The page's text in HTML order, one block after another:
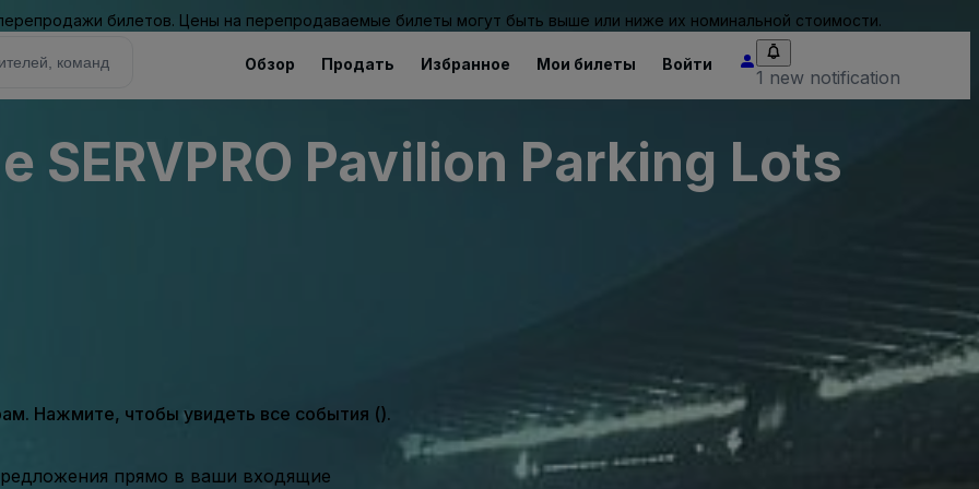
билетов. Цены на перепродаваемые билеты могут быть выше или ниже их номинальной стоимости.
Обзор Продать Избранное Мои билеты Войти
1 new notification
SERVPRO Pavilion Parking Lots
Нажмите, чтобы увидеть все события ().
прямо в ваши входящие